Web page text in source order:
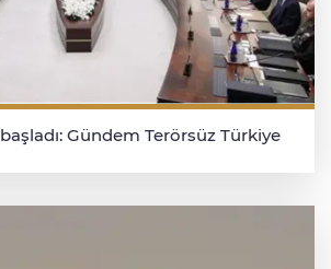
Gündem Terörsüz Türkiye